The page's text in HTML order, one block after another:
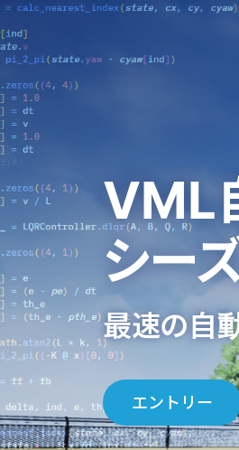
VML
シー
最速の自
エントリー